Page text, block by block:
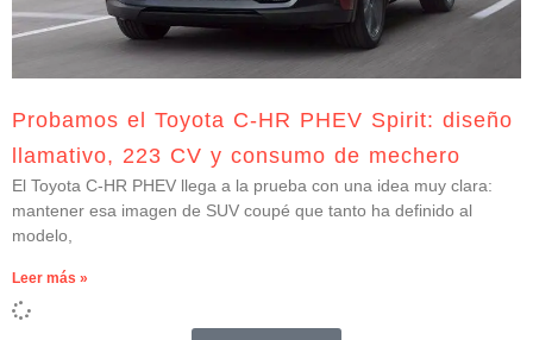
Probamos el Toyota C-HR PHEV Spirit: diseño
llamativo, 223 CV y consumo de mechero
El Toyota C-HR PHEV llega a la prueba con una idea muy clara:
mantener esa imagen de SUV coupé que tanto ha definido al
modelo,
Leer más »